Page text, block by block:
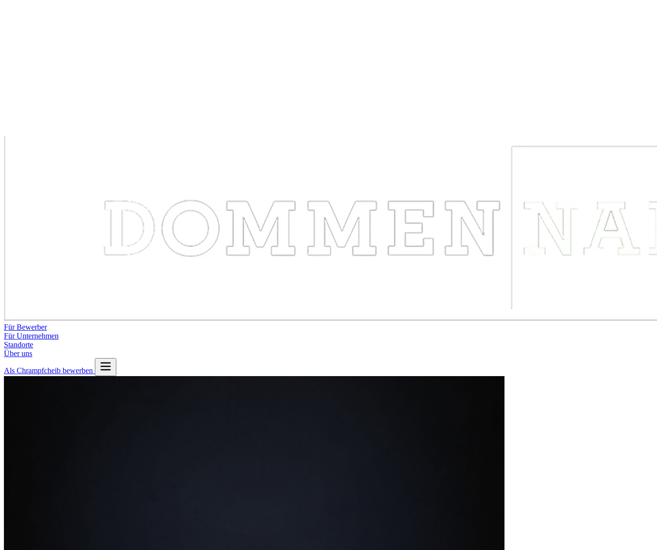
Für Bewerber
Für Unternehmen
Standorte
Über uns
Als Chrampfcheib bewerben